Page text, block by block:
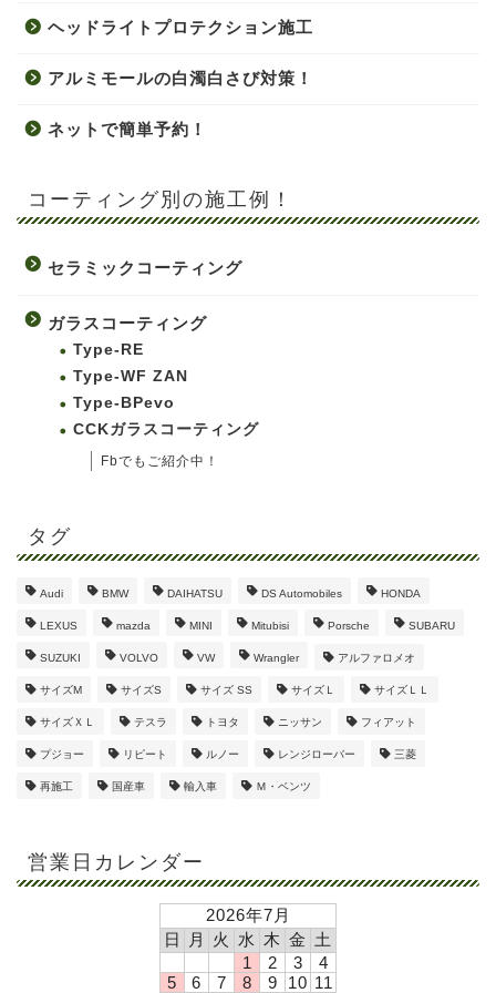
ヘッドライトプロテクション施工
アルミモールの白濁白さび対策！
ネットで簡単予約！
コーティング別の施工例！
セラミックコーティング
ガラスコーティング
Type-RE
Type-WF ZAN
Type-BPevo
CCKガラスコーティング
Fbでもご紹介中！
タグ
Audi BMW DAIHATSU DS Automobiles HONDA
LEXUS mazda MINI Mitubisi Porsche SUBARU
SUZUKI VOLVO VW Wrangler アルファロメオ
サイズM サイズS サイズ SS サイズＬ サイズＬＬ
サイズＸＬ テスラ トヨタ ニッサン フィアット
プジョー リピート ルノー レンジローバー 三菱
再施工 国産車 輸入車 Ｍ・ベンツ
営業日カレンダー
2026年7月
日
月 火 水 木 金 土
1
2 3
4
5
6 7 8 9 10 11